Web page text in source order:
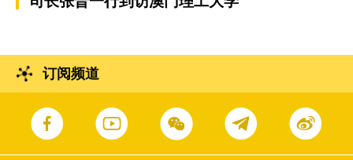
订阅频道